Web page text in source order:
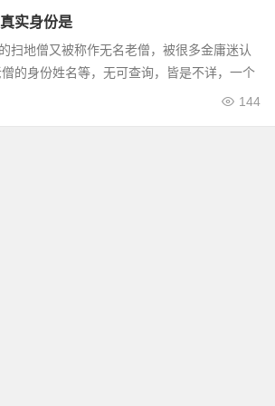
实身份是
扫地僧又被称作无名老僧，被很多金庸迷认
的身份姓名等，无可查询，皆是不详，一个
144